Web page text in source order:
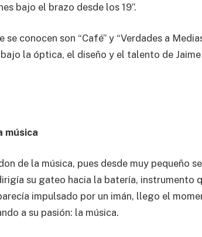
bajo el brazo desde los 19”.
conocen son “Café” y “Verdades a
la óptica, el diseño y el talento de
música
de la música, pues desde muy pequeño
su gateo hacia la batería, instrumento
impulsado por un imán, llego el
a su pasión: la música.